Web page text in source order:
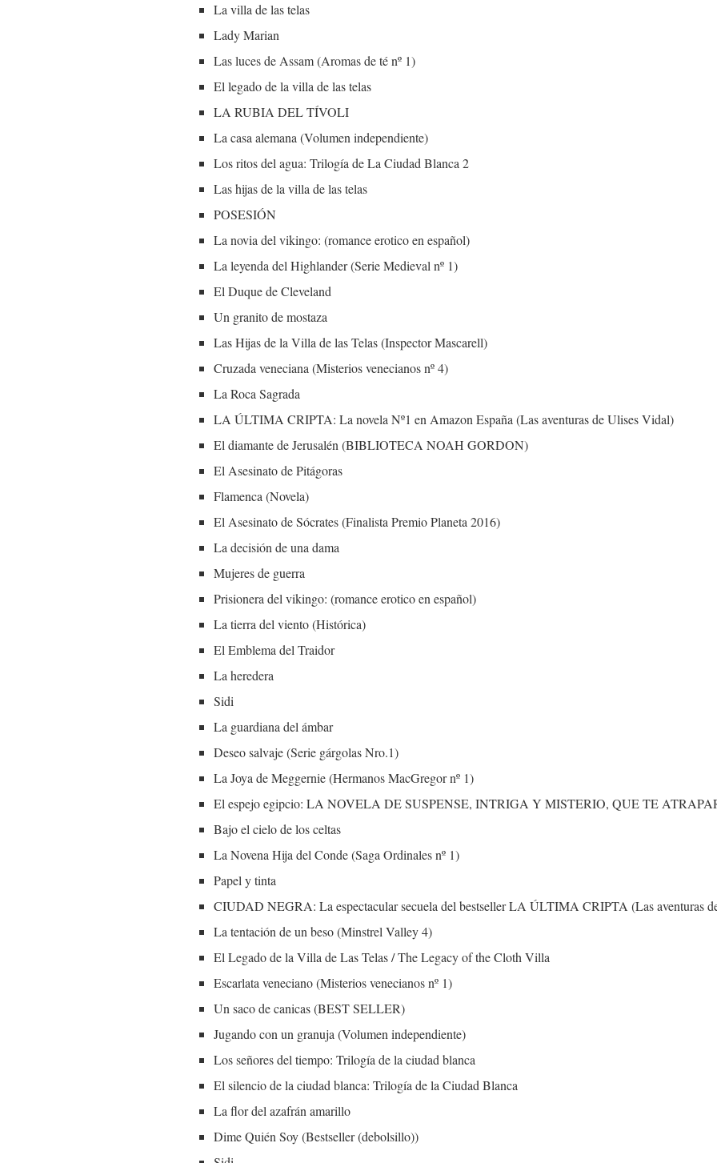
La villa de las telas
Lady Marian
Las luces de Assam (Aromas de té nº 1)
El legado de la villa de las telas
LA RUBIA DEL TÍVOLI
La casa alemana (Volumen independiente)
Los ritos del agua: Trilogía de La Ciudad Blanca 2
Las hijas de la villa de las telas
POSESIÓN
La novia del vikingo: (romance erotico en español)
La leyenda del Highlander (Serie Medieval nº 1)
El Duque de Cleveland
Un granito de mostaza
Las Hijas de la Villa de las Telas (Inspector Mascarell)
Cruzada veneciana (Misterios venecianos nº 4)
La Roca Sagrada
LA ÚLTIMA CRIPTA: La novela Nº1 en Amazon España (Las aventuras de Ulises Vidal)
El diamante de Jerusalén (BIBLIOTECA NOAH GORDON)
El Asesinato de Pitágoras
Flamenca (Novela)
El Asesinato de Sócrates (Finalista Premio Planeta 2016)
La decisión de una dama
Mujeres de guerra
Prisionera del vikingo: (romance erotico en español)
La tierra del viento (Histórica)
El Emblema del Traidor
La heredera
Sidi
La guardiana del ámbar
Deseo salvaje (Serie gárgolas Nro.1)
La Joya de Meggernie (Hermanos MacGregor nº 1)
El espejo egipcio: LA NOVELA DE SUSPENSE, INTRIGA Y MISTERIO, QUE TE
Bajo el cielo de los celtas
La Novena Hija del Conde (Saga Ordinales nº 1)
Papel y tinta
CIUDAD NEGRA: La espectacular secuela del bestseller LA ÚLTIMA CRIPTA (Las aventuras
La tentación de un beso (Minstrel Valley 4)
El Legado de la Villa de Las Telas / The Legacy of the Cloth Villa
Escarlata veneciano (Misterios venecianos nº 1)
Un saco de canicas (BEST SELLER)
Jugando con un granuja (Volumen independiente)
Los señores del tiempo: Trilogía de la ciudad blanca
El silencio de la ciudad blanca: Trilogía de la Ciudad Blanca
La flor del azafrán amarillo
Dime Quién Soy (Bestseller (debolsillo))